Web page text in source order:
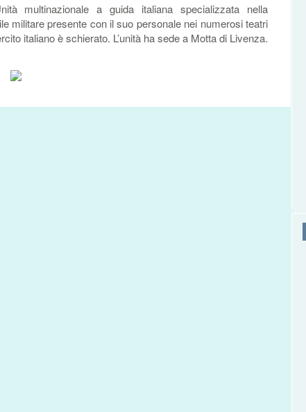
multinazionale a guida italiana specializzata nella
militare presente con il suo personale nei numerosi teatri
italiano è schierato. L’unità ha sede a Motta di Livenza.